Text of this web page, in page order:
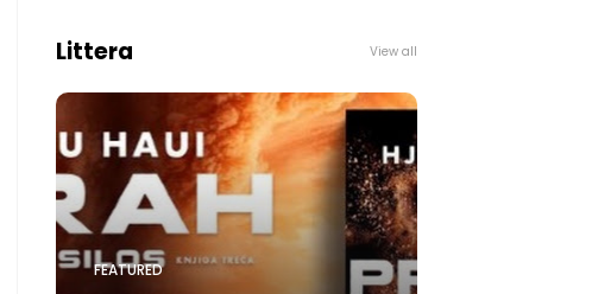
Littera View all
FEATURED